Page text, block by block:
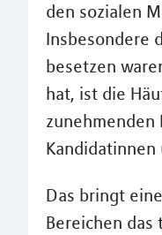
den sozialen
Insbesondere
besetzen
hat, ist die
zunehmenden
Kandidatinnen
Das bringt
Bereichen